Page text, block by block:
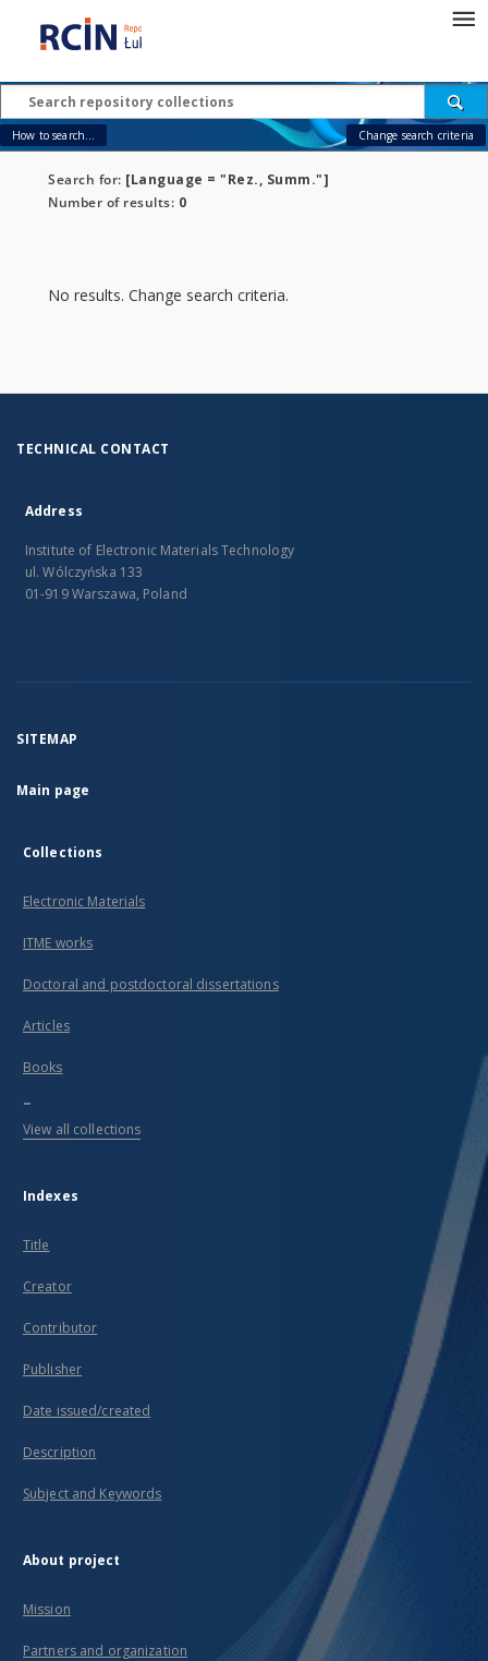
How to search... Change search criteria
Search for: [Language = "Rez., Summ."]
Number of results: 0
No results. Change search criteria.
TECHNICAL CONTACT
Address
Institute of Electronic Materials Technology
ul. Wólczyńska 133
01-919 Warszawa, Poland
SITEMAP
Main page
Collections
Electronic Materials
ITME works
Doctoral and postdoctoral dissertations
Articles
Books
...
View all collections
Indexes
Title
Creator
Contributor
Publisher
Date issued/created
Description
Subject and Keywords
About project
Mission
Partners and organization